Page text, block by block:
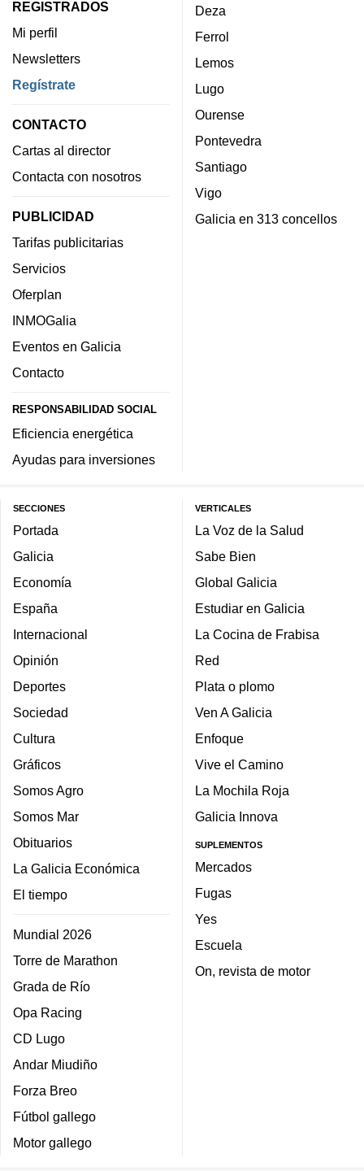
REGISTRADOS
Mi perfil
Newsletters
Regístrate
CONTACTO
Cartas al director
Contacta con nosotros
PUBLICIDAD
Tarifas publicitarias
Servicios
Oferplan
INMOGalia
Eventos en Galicia
Contacto
RESPONSABILIDAD SOCIAL
Eficiencia energética
Ayudas para inversiones
Deza
Ferrol
Lemos
Lugo
Ourense
Pontevedra
Santiago
Vigo
Galicia en 313 concellos
SECCIONES
Portada
Galicia
Economía
España
Internacional
Opinión
Deportes
Sociedad
Cultura
Gráficos
Somos Agro
Somos Mar
Obituarios
La Galicia Económica
El tiempo
Mundial 2026
Torre de Marathon
Grada de Río
Opa Racing
CD Lugo
Andar Miudiño
Forza Breo
Fútbol gallego
Motor gallego
VERTICALES
La Voz de la Salud
Sabe Bien
Global Galicia
Estudiar en Galicia
La Cocina de Frabisa
Red
Plata o plomo
Ven A Galicia
Enfoque
Vive el Camino
La Mochila Roja
Galicia Innova
SUPLEMENTOS
Mercados
Fugas
Yes
Escuela
On, revista de motor